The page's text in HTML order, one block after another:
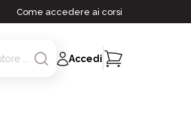
Come accedere ai corsi
Accedi